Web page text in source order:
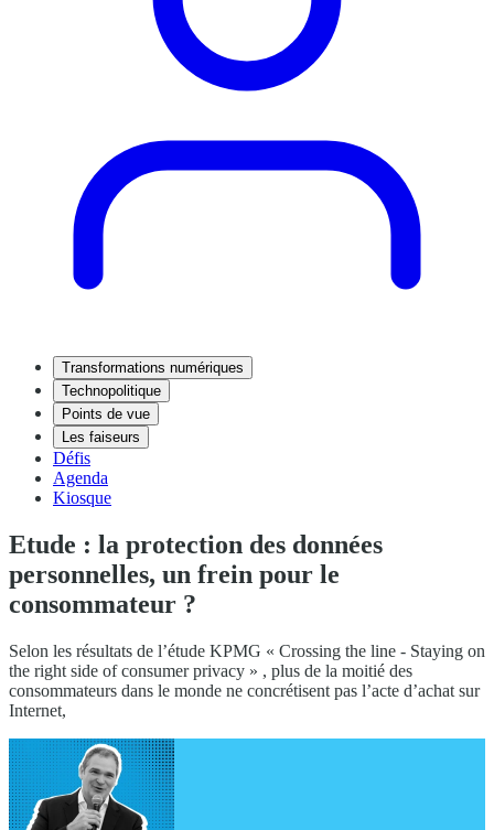
Transformations numériques
Technopolitique
Points de vue
Les faiseurs
Défis
Agenda
Kiosque
Etude : la protection des données
personnelles, un frein pour le
consommateur ?
Selon les résultats de l’étude KPMG « Crossing the line - Staying on
the right side of consumer privacy » , plus de la moitié des
consommateurs dans le monde ne concrétisent pas l’acte d’achat sur
Internet,